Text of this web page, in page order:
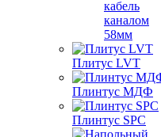
кабель
каналом
58мм
Плитус LVT
Плинтус МДФ
Плинтус SPC